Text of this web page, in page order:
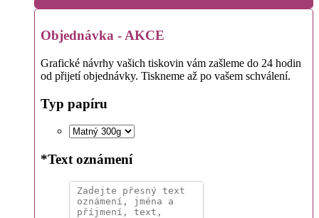
Objednávka - AKCE
Grafické návrhy vašich tiskovin vám zašleme do 24 hodin
od přijetí objednávky. Tiskneme až po vašem schválení.
Typ papíru
*Text oznámení